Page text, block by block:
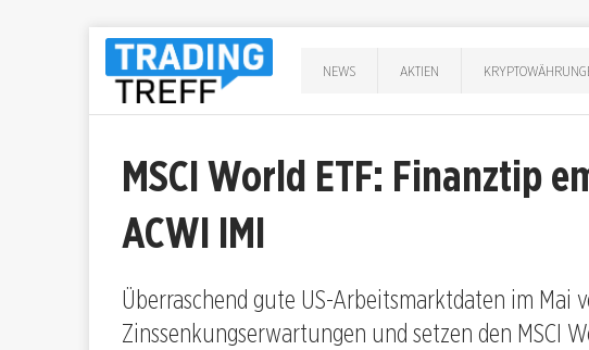
NEWS AKTIEN
MSCI World ETF: Finanztip
ACWI IMI
Überraschend gute US-Arbeitsmarktdaten im Mai
Zinssenkungserwartungen und setzen den MSCI